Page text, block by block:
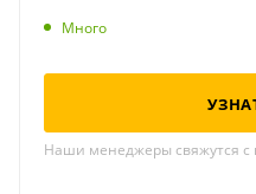
Много
Наши менеджеры свяжутся с